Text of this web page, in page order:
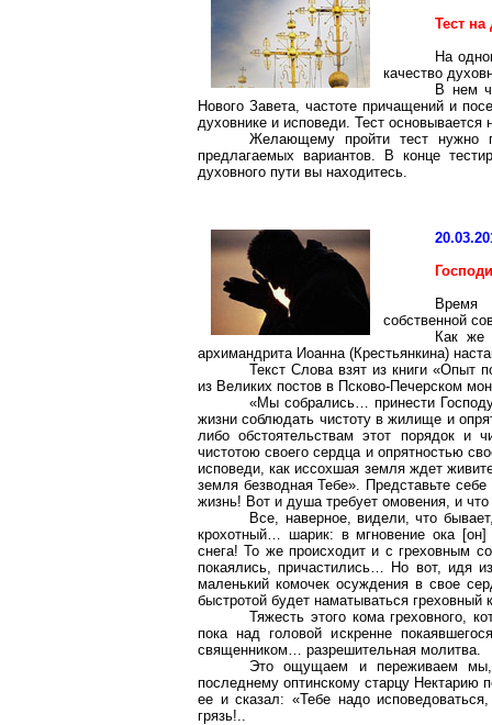
Тест на
На
качество
В нем
Нового Завета, частоте причащений и
духовнике и исповеди. Тест
Желающему пройти тест нужно
предлагаемых вариантов. В конце
духовного пути вы находитесь.
Время
собственной
Как же
архимандрита Иоанна (Крестьянкина)
Текст Слова взят из книги «Опыт
из Великих постов в Псково-Печерском
«Мы собрались… принести
жизни соблюдать чистоту в жилище и
либо обстоятельствам этот порядок и
чистотою своего сердца и опрятностью
исповеди, как иссохшая земля ждет
земля безводная Тебе». Представьте
жизнь! Вот и душа требует омовения, и
Все, наверное, видели, что
крохотный… шарик: в мгновение ока [он]
снега! То же происходит и с греховным
покаялись, причастились… Но вот, идя
маленький комочек осуждения в свое
быстротой будет наматываться греховный
Тяжесть этого кома греховного,
пока над головой искренне
священником… разрешительная молитва.
Это ощущаем и переживаем
последнему оптинскому старцу Нектарию
ее и сказал: «Тебе надо
грязь!..